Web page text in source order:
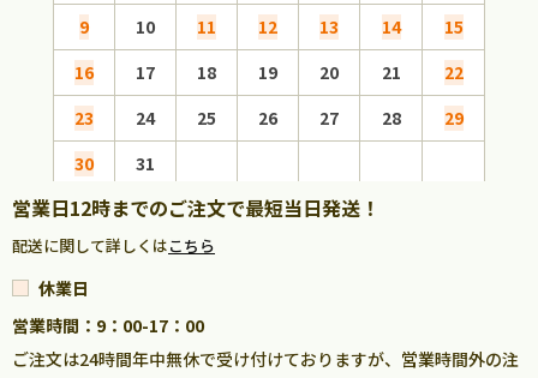
9
10 11 12 13 14
15
16
17 18 19 20 21
22
23
24 25 26 27 28
29
30
31
営業日12時までのご注文で最短当日発送！
配送に関して詳しくはこちら
休業日
営業時間：9：00-17：00
ご注文は24時間年中無休で受け付けておりますが、営業時間外の注